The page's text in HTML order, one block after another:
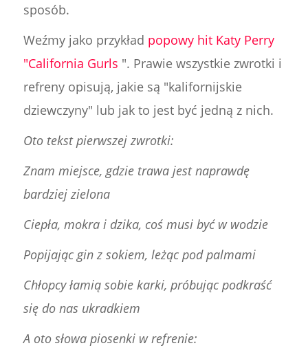
sposób.
Weźmy jako przykład popowy hit Katy Perry
"California Gurls ". Prawie wszystkie zwrotki i
refreny opisują, jakie są "kalifornijskie
dziewczyny" lub jak to jest być jedną z nich.
Oto tekst pierwszej zwrotki:
Znam miejsce, gdzie trawa jest naprawdę
bardziej zielona
Ciepła, mokra i dzika, coś musi być w wodzie
Popijając gin z sokiem, leżąc pod palmami
Chłopcy łamią sobie karki, próbując podkraść
się do nas ukradkiem
A oto słowa piosenki w refrenie: